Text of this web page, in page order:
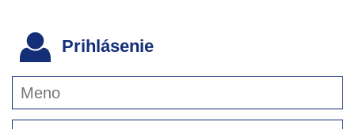
Prihlásenie